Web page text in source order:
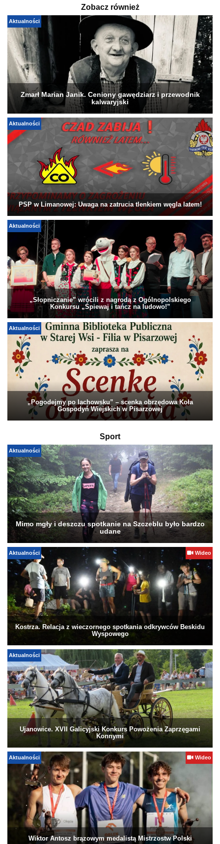
Zobacz również
Aktualności
Zmarł Marian Janik. Ceniony gawędziarz i przewodnik
kalwaryjski
Aktualności
PSP w Limanowej: Uwaga na zatrucia tlenkiem węgla latem!
Aktualności
„Słopniczanie” wrócili z nagrodą z Ogólnopolskiego
Konkursu „Śpiewaj i tańcz na ludowo!”
Aktualności
„Pogodejmy po lachowsku” – scenka obrzędowa Koła
Gospodyń Wiejskich w Pisarzowej
Sport
Aktualności
Mimo mgły i deszczu spotkanie na Szczeblu było bardzo
udane
Aktualności Wideo
Kostrza. Relacja z wieczornego spotkania odkrywców Beskidu
Wyspowego
Aktualności
Ujanowice. XVII Galicyjski Konkurs Powożenia Zaprzęgami
Konnymi
Aktualności Wideo
Wiktor Antosz brązowym medalistą Mistrzostw Polski